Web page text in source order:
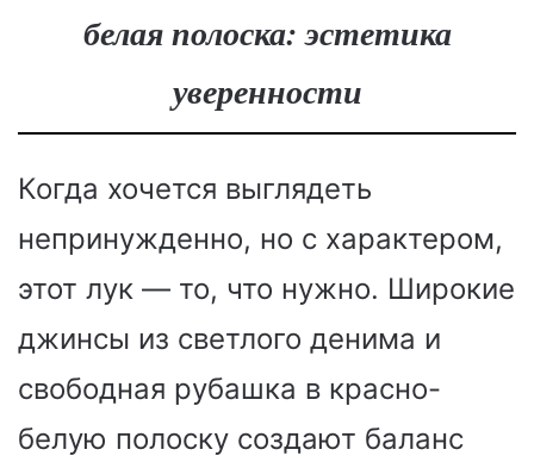
белая полоска: эстетика
уверенности
Когда хочется выглядеть
непринужденно, но с характером,
этот лук — то, что нужно. Широкие
джинсы из светлого денима и
свободная рубашка в красно-
белую полоску создают баланс